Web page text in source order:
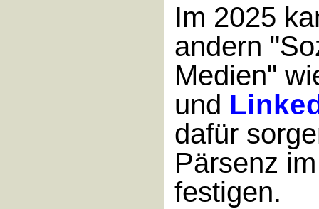
Im 2025
andern
Medien"
und
dafür
Pärsenz
festigen.